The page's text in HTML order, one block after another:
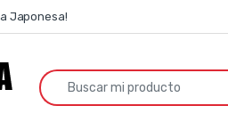
Japonesa!
Search for: